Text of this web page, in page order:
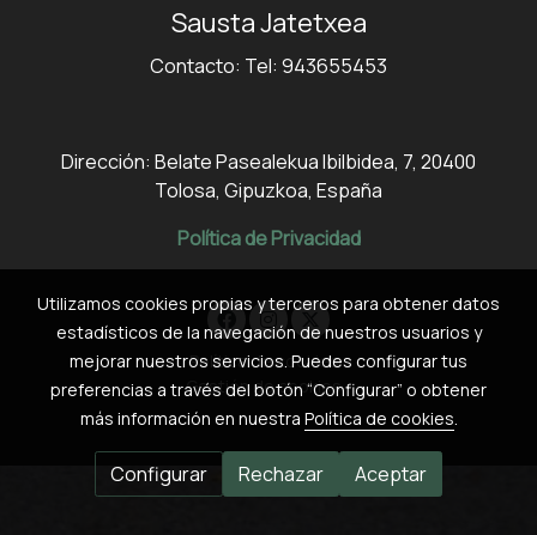
Sausta Jatetxea
Contacto: Tel: 943655453
Dirección: Belate Pasealekua Ibilbidea, 7, 20400
Tolosa, Gipuzkoa, España
Política de Privacidad
Política de cookies
Gestión de cookies
Utilizamos cookies propias y terceros para obtener datos
estadísticos de la navegación de nuestros usuarios y
mejorar nuestros servicios. Puedes configurar tus
preferencias a través del botón “Configurar” o obtener
más información en nuestra Política de cookies.
Configurar Rechazar Aceptar